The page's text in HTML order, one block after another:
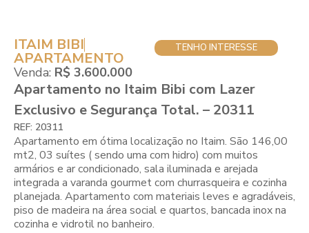
ITAIM BIBI
APARTAMENTO
Venda: R$ 3.600.000
TENHO INTERESSE
Apartamento no Itaim Bibi com Lazer
Exclusivo e Segurança Total. – 20311
REF: 20311
Apartamento em ótima localização no Itaim. São 146,00
mt2, 03 suítes ( sendo uma com hidro) com muitos
armários e ar condicionado, sala iluminada e arejada
integrada a varanda gourmet com churrasqueira e cozinha
planejada. Apartamento com materiais leves e agradáveis,
piso de madeira na área social e quartos, bancada inox na
cozinha e vidrotil no banheiro.